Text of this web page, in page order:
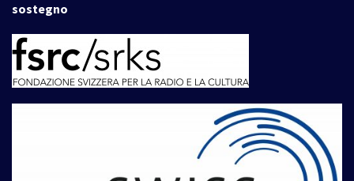
sostegno